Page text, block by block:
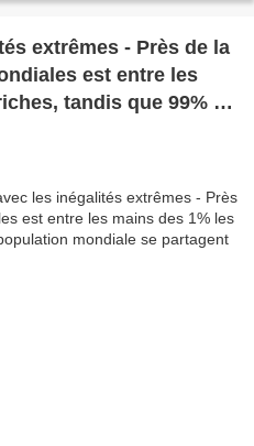
extrêmes - Près de la
est entre les
tandis que 99% de